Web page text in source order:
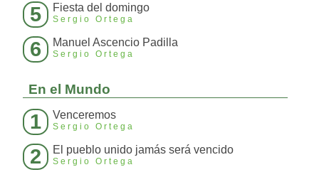
5 Fiesta del domingo
Sergio Ortega
6 Manuel Ascencio Padilla
Sergio Ortega
En el Mundo
1 Venceremos
Sergio Ortega
2 El pueblo unido jamás será vencido
Sergio Ortega